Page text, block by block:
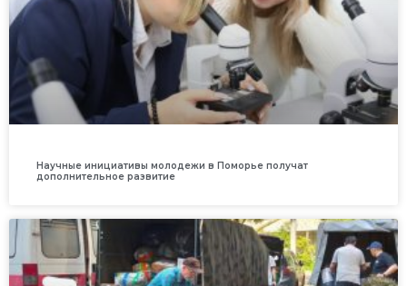
Научные инициативы молодежи в Поморье получат
дополнительное развитие